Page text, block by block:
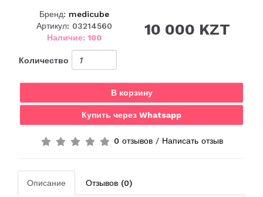
Бренд: medicube
Артикул: 03214560
Наличие: 100
10 000 KZT
Количество
В корзину
Купить через Whatsapp
0 отзывов/ Написать отзыв
Описание Отзывов (0)